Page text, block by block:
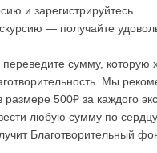
и зарегистрируйтесь.
— получайте
переведите сумму, которую
Мы
размере 500₽ за каждого
любую сумму по сердцу.
Благотворительный